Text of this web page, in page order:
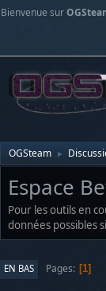
Bienvenue sur
OGSteam ►
Espace
Pour les outils en
données possibles
EN BAS Pages 1